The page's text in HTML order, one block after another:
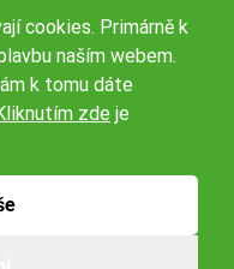
cookies. Primárně k
naším webem.
k tomu dáte
zde je